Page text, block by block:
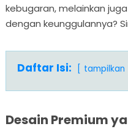
kebugaran, melainkan
dengan keunggulannya?
Daftar Isi: tampilkan
Desain Premium